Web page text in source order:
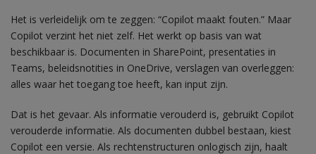
Het is verleidelijk om te zeggen: “Copilot maakt fouten.” Maar
Copilot verzint het niet zelf. Het werkt op basis van wat
beschikbaar is. Documenten in SharePoint, presentaties in
Teams, beleidsnotities in OneDrive, verslagen van overleggen:
alles waar het toegang toe heeft, kan input zijn.
Dat is het gevaar. Als informatie verouderd is, gebruikt Copilot
verouderde informatie. Als documenten dubbel bestaan, kiest
Copilot een versie. Als rechtenstructuren onlogisch zijn, haalt